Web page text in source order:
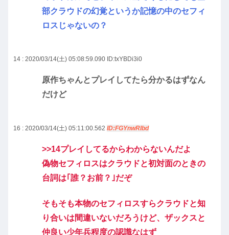
部クラウドの幻覚というか記憶の中のセフィ
ロスじゃないの？
14 : 2020/03/14(土) 05:08:59.090 ID:txYBDi3i0
原作ちゃんとプレイしてたら分かるはずなん
だけど
16 : 2020/03/14(土) 05:11:00.562 ID:FGYnwRIbd
>>14プレイしてるからわからないんだよ
偽物セフィロスはクラウドと初対面のときの
台詞は｢誰？お前？｣だぞ
そもそも本物のセフィロスすらクラウドと知
り合いは間違いないだろうけど、ザックスと
仲良い少年兵程度の認識なはず